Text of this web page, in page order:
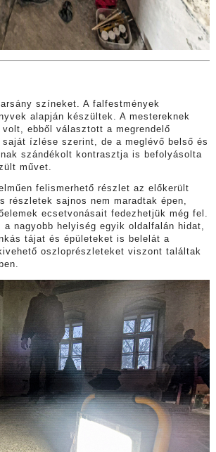
színeket. A falfestmények
alapján készültek. A mestereknek
ebből választott a megrendelő
ízlése szerint, de a meglévő belső és
szándékolt kontrasztja is befolyásolta
művet.
felismerhető részlet az előkerült
részletek sajnos nem maradtak épen,
ecsetvonásait fedezhetjük még fel.
nagyobb helyiség egyik oldalfalán hidat,
tájat és épületeket is belelát a
oszloprészleteket viszont találtak